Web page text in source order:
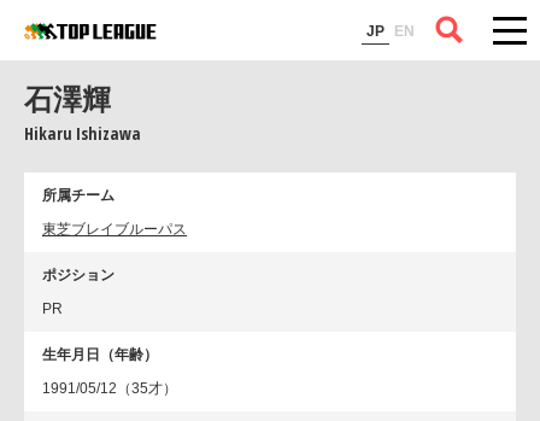
JP EN
コラム
石澤輝
Hikaru Ishizawa
所属チーム
東芝ブレイブルーパス
ポジション
PR
生年月日（年齢）
1991/05/12（35才）